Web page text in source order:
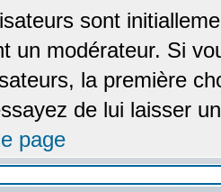
sont
un modérateur. Si
la première
de lui laisser
page